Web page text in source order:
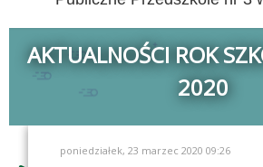
AKTUALNOŚCI ROK
2020
poniedziałek, 23 marzec 2020 09:26